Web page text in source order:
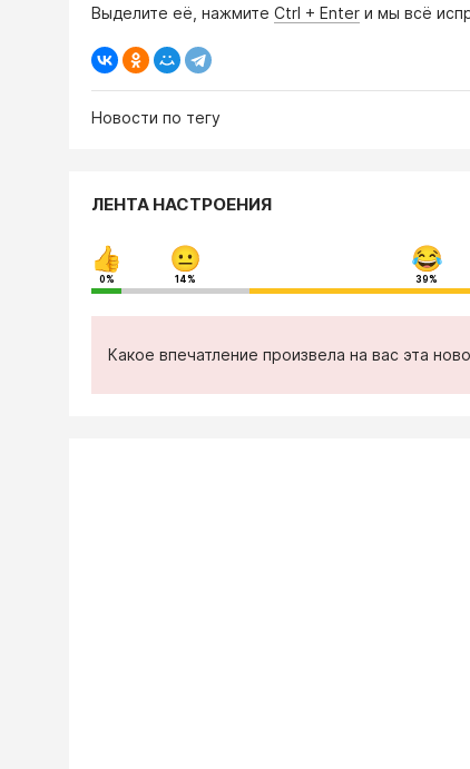
Выделите её, нажмите Ctrl + Enter и мы всё
Новости по тегу
ЛЕНТА НАСТРОЕНИЯ
0% 14% 39%
Какое впечатление произвела на вас эта